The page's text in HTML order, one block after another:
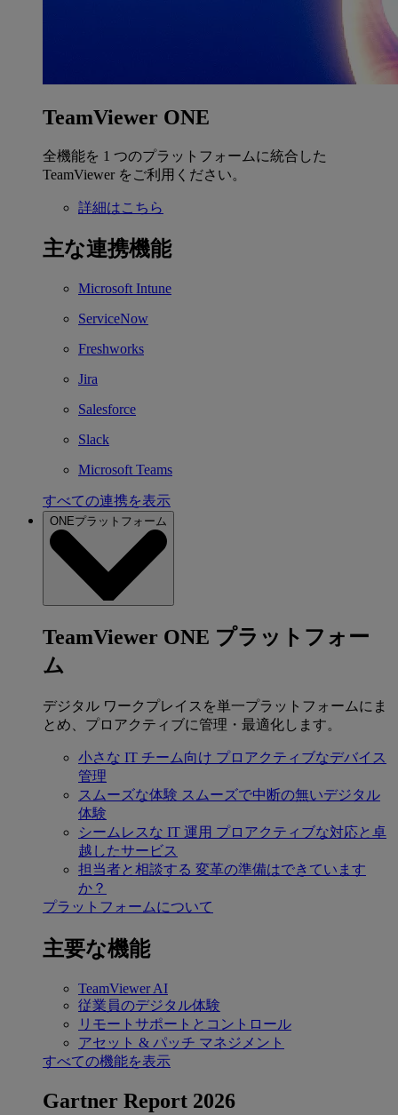
TeamViewer ONE
全機能を 1 つのプラットフォームに統合した
TeamViewer をご利用ください。
詳細はこちら
主な連携機能
Microsoft Intune
ServiceNow
Freshworks
Jira
Salesforce
Slack
Microsoft Teams
すべての連携を表示
ONEプラットフォーム
TeamViewer ONE プラットフォー
ム
デジタル ワークプレイスを単一プラットフォームにま
とめ、プロアクティブに管理・最適化します。
小さな IT チーム向け プロアクティブなデバイス
管理
スムーズな体験 スムーズで中断の無いデジタル
体験
シームレスな IT 運用 プロアクティブな対応と卓
越したサービス
担当者と相談する 変革の準備はできています
か？
プラットフォームについて
主要な機能
TeamViewer AI
従業員のデジタル体験
リモートサポートとコントロール
アセット & パッチ マネジメント
すべての機能を表示
Gartner Report 2026